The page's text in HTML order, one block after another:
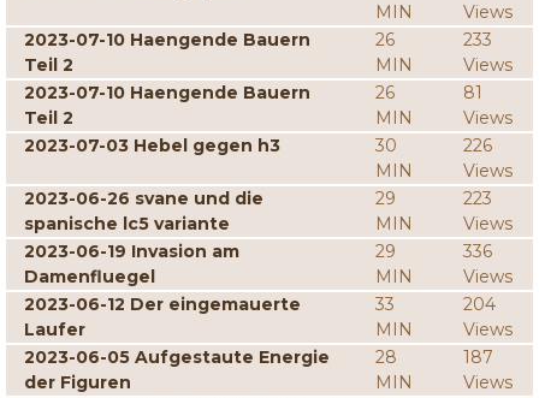
MIN
Views
2023-07-10 Haengende Bauern
Teil 2
26
MIN
233
Views
2023-07-10 Haengende Bauern
Teil 2
26
MIN
81
Views
2023-07-03 Hebel gegen h3
30
MIN
226
Views
2023-06-26 svane und die
spanische lc5 variante
29
MIN
223
Views
2023-06-19 Invasion am
Damenfluegel
29
MIN
336
Views
2023-06-12 Der eingemauerte
Laufer
33
MIN
204
Views
2023-06-05 Aufgestaute Energie
der Figuren
28
MIN
187
Views